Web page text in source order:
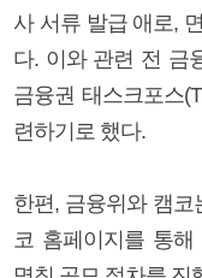
사 서류 발급 애로,
다. 이와 관련 전 금
금융권 태스크포스
련하기로 했다.
한편, 금융위와 캠코
코 홈페이지를 통